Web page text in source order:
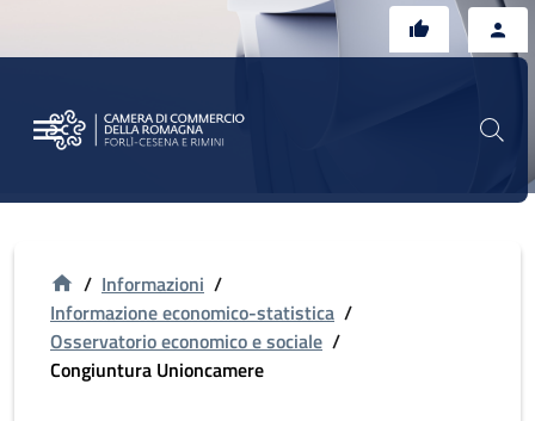
/ Informazioni /
Informazione economico-statistica /
Osservatorio economico e sociale /
Congiuntura Unioncamere